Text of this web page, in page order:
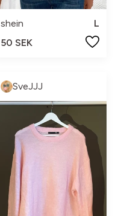
shein
L
50 SEK
SveJJJ